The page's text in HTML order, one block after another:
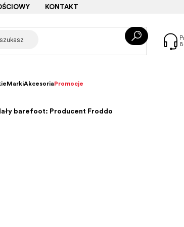
KONTAKT
MarkiAkcesoriaPromocje
barefoot: Producent Froddo